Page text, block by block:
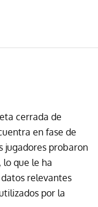
cerrada de
en fase de
jugadores probaron
lo que le ha
relevantes
por la